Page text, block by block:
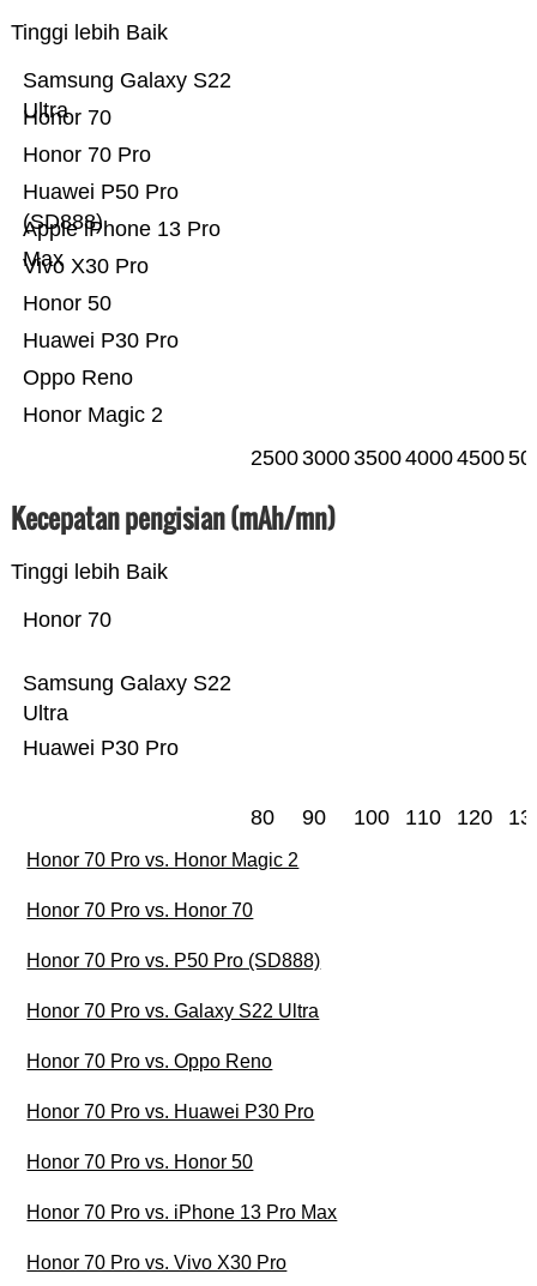
Tinggi lebih Baik
Honor Magic 2
Oppo Reno
Huawei P30 Pro
Honor 50
Vivo X30 Pro
Apple iPhone 13 Pro
Max
Huawei P50 Pro
(SD888)
Honor 70 Pro
Honor 70
Samsung Galaxy S22
Ultra
25003000350040004500
Kecepatan pengisian (mAh/mn)
Tinggi lebih Baik
Huawei P30 Pro
Samsung Galaxy S22
Ultra
Honor 70
80 90 100 110 120
Honor 70 Pro vs. Honor Magic 2
Honor 70 Pro vs. Honor 70
Honor 70 Pro vs. P50 Pro (SD888)
Honor 70 Pro vs. Galaxy S22 Ultra
Honor 70 Pro vs. Oppo Reno
Honor 70 Pro vs. Huawei P30 Pro
Honor 70 Pro vs. Honor 50
Honor 70 Pro vs. iPhone 13 Pro Max
Honor 70 Pro vs. Vivo X30 Pro